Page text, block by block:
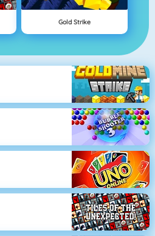
Gold Strike